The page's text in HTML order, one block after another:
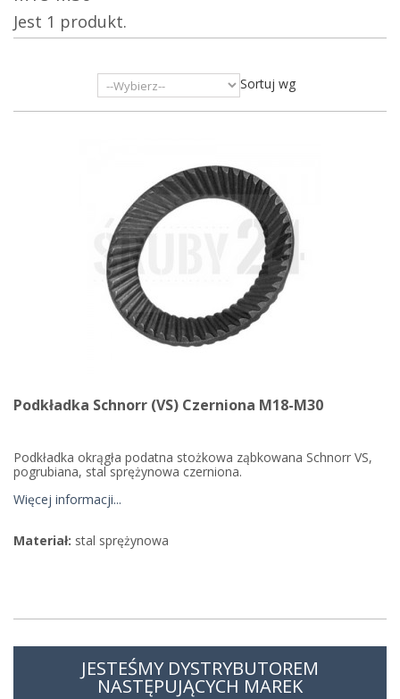
Jest 1 produkt.
Sortuj wg
Podkładka Schnorr (VS) Czerniona M18-M30
Podkładka okrągła podatna stożkowa ząbkowana Schnorr VS,
pogrubiana, stal sprężynowa czerniona.
Więcej informacji...
Materiał: stal sprężynowa
JESTEŚMY DYSTRYBUTOREM
NASTĘPUJĄCYCH MAREK